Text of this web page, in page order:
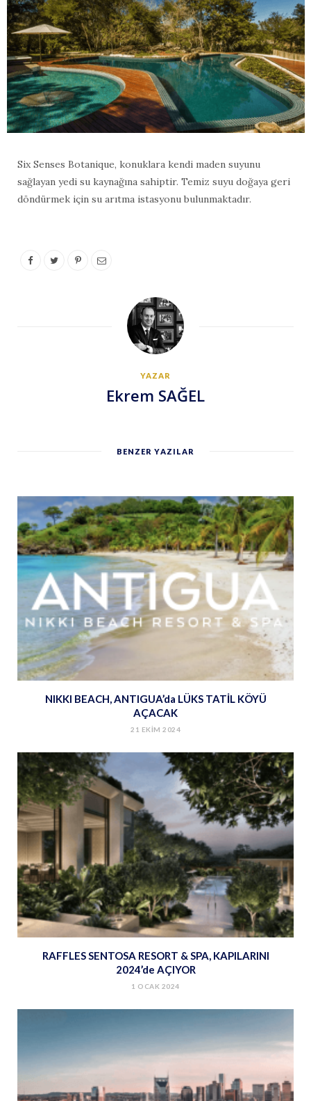
Six Senses Botanique, konuklara kendi maden suyunu
sağlayan yedi su kaynağına sahiptir. Temiz suyu doğaya geri
döndürmek için su arıtma istasyonu bulunmaktadır.
YAZAR
Ekrem SAĞEL
BENZER YAZILAR
NIKKI BEACH, ANTIGUA’da LÜKS TATİL KÖYÜ
AÇACAK
21 EKIM 2024
RAFFLES SENTOSA RESORT & SPA, KAPILARINI
2024’de AÇIYOR
1 OCAK 2024